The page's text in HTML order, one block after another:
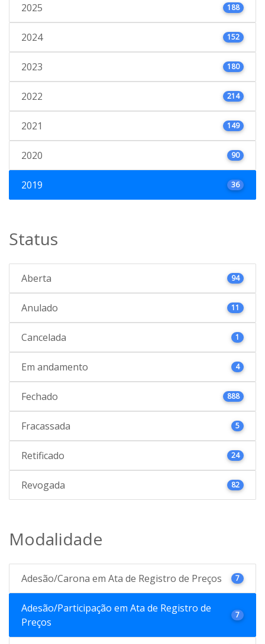
2025 188
2024 152
2023 180
2022 214
2021 149
2020 90
2019 36
Status
Aberta 94
Anulado 11
Cancelada 1
Em andamento 4
Fechado 888
Fracassada 5
Retificado 24
Revogada 82
Modalidade
Adesão/Carona em Ata de Registro de Preços 7
Adesão/Participação em Ata de Registro de
Preços
7